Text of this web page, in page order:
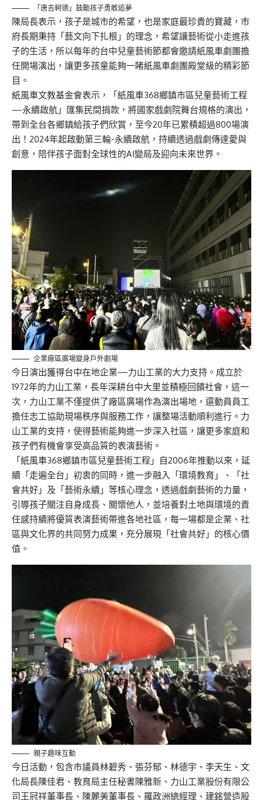
「唐吉軻德」鼓勵孩子勇敢追夢
陳局長表示，孩子是城市的希望，也是家庭最珍貴的寶藏，市
府長期秉持「藝文向下扎根」的理念，希望讓藝術從小走進孩
子的生活，所以每年的台中兒童藝術節都會邀請紙風車劇團擔
任開場演出，讓更多孩童能夠一睹紙風車劇團殿堂級的精彩節
目。
紙風車文教基金會表示，「紙風車368鄉鎮市區兒童藝術工程
—永續啟航」匯集民間捐款，將國家戲劇院舞台規格的演出，
帶到全台各鄉鎮給孩子們欣賞，至今20年已累積超過800場演
出！2024年起啟動第三輪-永續啟航，持續透過戲劇傳達愛與
創意，陪伴孩子面對全球性的AI變局及迎向未來世界。
企業廠區廣場變身戶外劇場
今日演出獲得台中在地企業—力山工業的大力支持。成立於
1972年的力山工業，長年深耕台中大里並積極回饋社會，這一
次，力山工業不僅提供了廠區廣場作為演出場地，還動員員工
擔任志工協助現場秩序與服務工作，讓整場活動順利進行。力
山工業的支持，使得藝術能夠進一步深入社區，讓更多家庭和
孩子們有機會享受高品質的表演藝術。
「紙風車368鄉鎮市區兒童藝術工程」自2006年推動以來，延
續「走遍全台」初衷的同時，進一步融入「環境教育」、「社
會共好」及「藝術永續」等核心理念，透過戲劇藝術的力量，
引導孩子關注自身成長、關懷他人，並培養對土地與環境的責
任感持續將優質表演藝術帶進各地社區，每一場都是企業、社
區與文化界的共同努力成果，充分展現「社會共好」的核心價
值。
親子趣味互動
今日活動，包含市議員林碧秀、張芬郁、林德宇、李天生、文
化局長陳佳君、教育局主任秘書陳雅新、力山工業股份有限公
司王冠祥董事長、陳麗美董事長、羅政洲總經理、建銘營造股